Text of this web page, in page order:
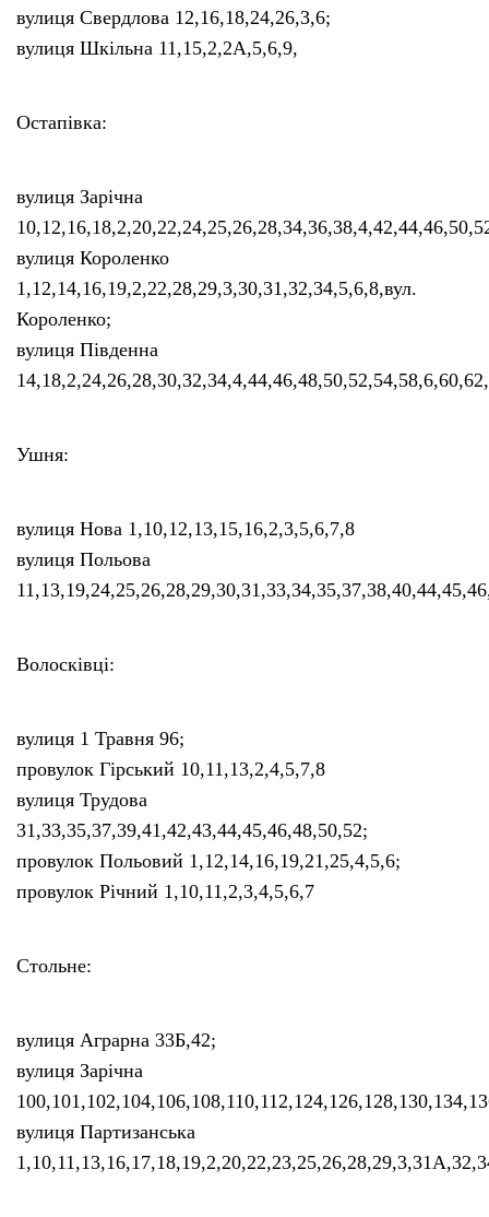
вулиця Свердлова 12,16,18,24,26,3,6;
вулиця Шкільна 11,15,2,2А,5,6,9,
Остапівка:
вулиця Зарічна
вулиця Короленко
1,12,14,16,19,2,22,28,29,3,30,31,32,34,5,6,8,вул.
Короленко;
вулиця Південна
Ушня:
вулиця Нова 1,10,12,13,15,16,2,3,5,6,7,8
вулиця Польова
Волосківці:
вулиця 1 Травня 96;
провулок Гірський 10,11,13,2,4,5,7,8
вулиця Трудова
31,33,35,37,39,41,42,43,44,45,46,48,50,52;
провулок Польовий 1,12,14,16,19,21,25,4,5,6;
провулок Річний 1,10,11,2,3,4,5,6,7
Стольне:
вулиця Аграрна 33Б,42;
вулиця Зарічна
вулиця Партизанська